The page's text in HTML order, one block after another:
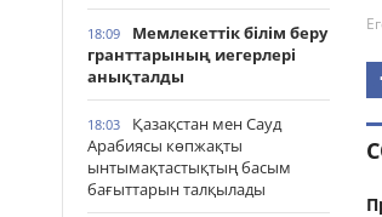
18:09
Мемлекеттік білім беру
гранттарының иегерлері
анықталды
18:03
Қазақстан мен Сауд
Арабиясы көпжақты
ынтымақтастықтың басым
бағыттарын талқылады